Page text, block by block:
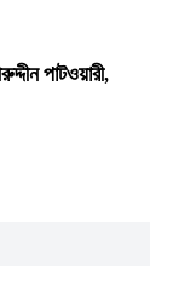
পাটওয়ারী,